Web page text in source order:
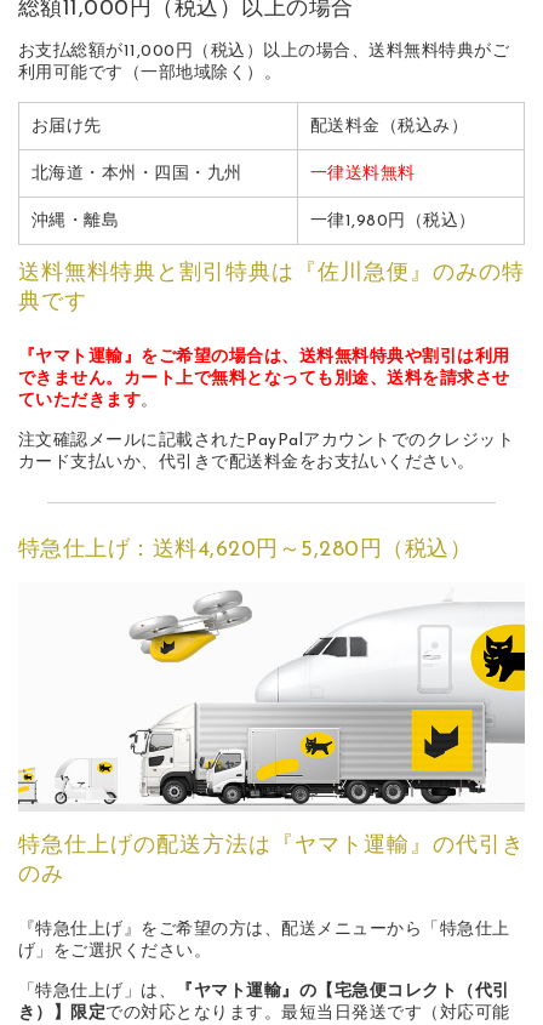
総額11,000円（税込）以上の場合
お支払総額が11,000円（税込）以上の場合、送料無料特典がご
利用可能です（一部地域除く）。
お届け先 配送料金（税込み）
北海道・本州・四国・九州 一律送料無料
沖縄・離島 一律1,980円（税込）
送料無料特典と割引特典は『佐川急便』のみの特
典です
『ヤマト運輸』をご希望の場合は、送料無料特典や割引は利用
できません。カート上で無料となっても別途、送料を請求させ
ていただきます。
注文確認メールに記載されたPayPalアカウントでのクレジット
カード支払いか、代引きで配送料金をお支払いください。
特急仕上げ：送料4,620円～5,280円（税込）
特急仕上げの配送方法は『ヤマト運輸』の代引き
のみ
『特急仕上げ』をご希望の方は、配送メニューから「特急仕上
げ」をご選択ください。
「特急仕上げ」は、
『ヤマト運輸』の【宅急便コレクト（代引
き）】限定での対応となります。最短当日発送です（対応可能